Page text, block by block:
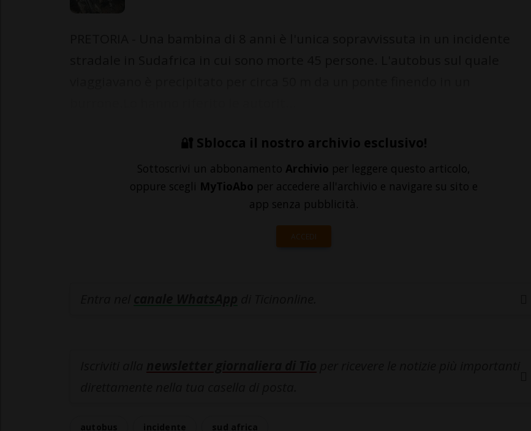
🔐 Sblocca il nostro archivio esclusivo!
Sottoscrivi un abbonamento Archivio per leggere questo articolo,
oppure scegli MyTioAbo per accedere all'archivio e navigare su sito e
app senza pubblicità.
ACCEDI